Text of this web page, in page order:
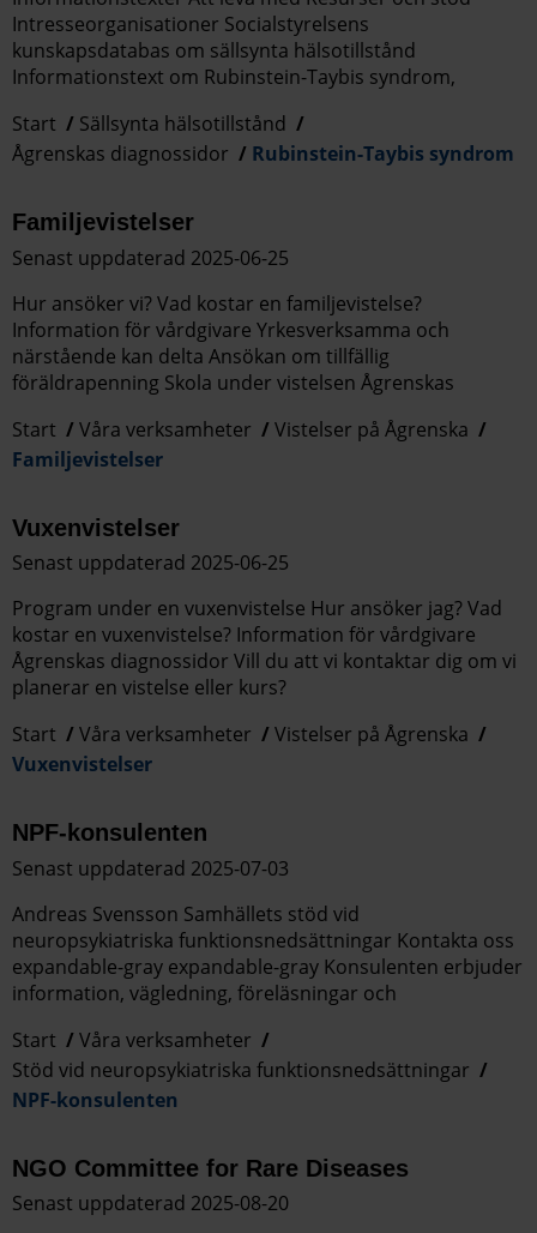
Intresseorganisationer Socialstyrelsens
kunskapsdatabas om sällsynta hälsotillstånd
Informationstext om Rubinstein-Taybis syndrom,
Start
Sällsynta hälsotillstånd
Ågrenskas diagnossidor
Rubinstein-Taybis syndrom
Familjevistelser
Senast uppdaterad 2025-06-25
Hur ansöker vi? Vad kostar en familjevistelse?
Information för vårdgivare Yrkesverksamma och
närstående kan delta Ansökan om tillfällig
föräldrapenning Skola under vistelsen Ågrenskas
Start
Våra verksamheter
Vistelser på Ågrenska
Familjevistelser
Vuxenvistelser
Senast uppdaterad 2025-06-25
Program under en vuxenvistelse Hur ansöker jag? Vad
kostar en vuxenvistelse? Information för vårdgivare
Ågrenskas diagnossidor Vill du att vi kontaktar dig om vi
planerar en vistelse eller kurs?
Start
Våra verksamheter
Vistelser på Ågrenska
Vuxenvistelser
NPF-konsulenten
Senast uppdaterad 2025-07-03
Andreas Svensson Samhällets stöd vid
neuropsykiatriska funktionsnedsättningar Kontakta oss
expandable-gray expandable-gray Konsulenten erbjuder
information, vägledning, föreläsningar och
Start
Våra verksamheter
Stöd vid neuropsykiatriska funktionsnedsättningar
NPF-konsulenten
NGO Committee for Rare Diseases
Senast uppdaterad 2025-08-20